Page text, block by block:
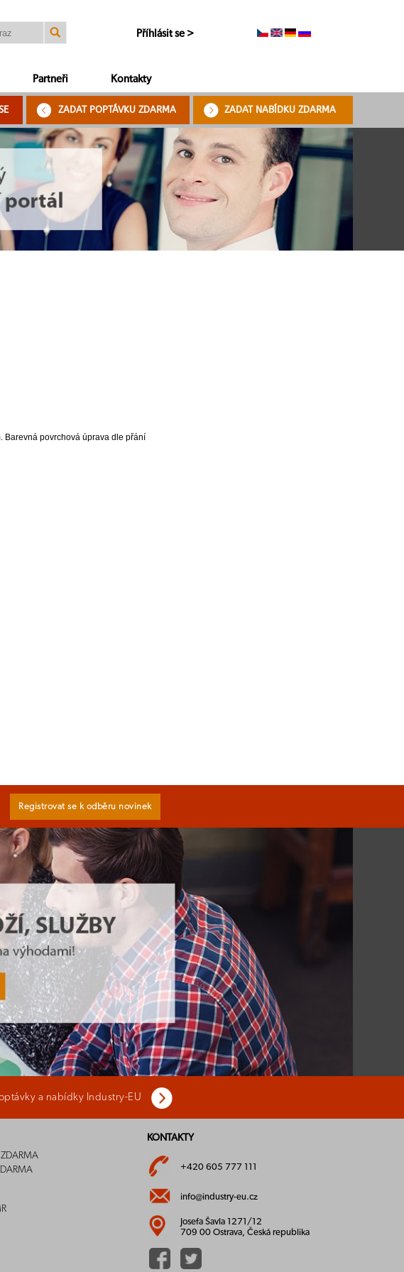
Příhlásit se >
Partneři Kontakty
ZADAT POPTÁVKU ZDARMA ZADAT NABÍDKU ZDARMA
Barevná povrchová úprava dle přání
Registrovat se k odběru novinek
a nabídky Industry-EU
KONTAKTY
+420 605 777 111
info@industry-eu.cz
Josefa Šavla 1271/12
709 00 Ostrava, Česká republika